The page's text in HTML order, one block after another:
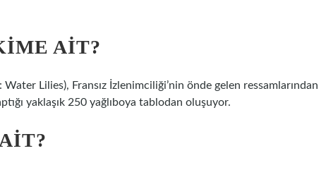
AIT?
Lilies), Fransız İzlenimciliği’nin önde gelen ressamlarından
yaklaşık 250 yağlıboya tablodan oluşuyor.